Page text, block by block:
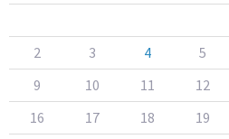
2
3 4 5
9
10 11 12
16
17 18 19